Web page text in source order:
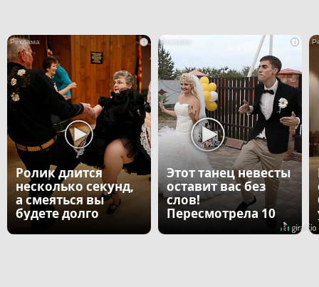
i
Ролик длится
несколько секунд,
а смеяться вы
будете долго
i
Этот танец невесты
оставит вас без
слов!
Пересмотрела 10